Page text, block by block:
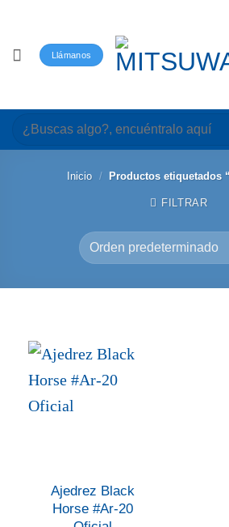
Llámanos
Buscar
por:
Inicio / Productos etiquetados
FILTRAR
Ajedrez Black
Horse #Ar-20